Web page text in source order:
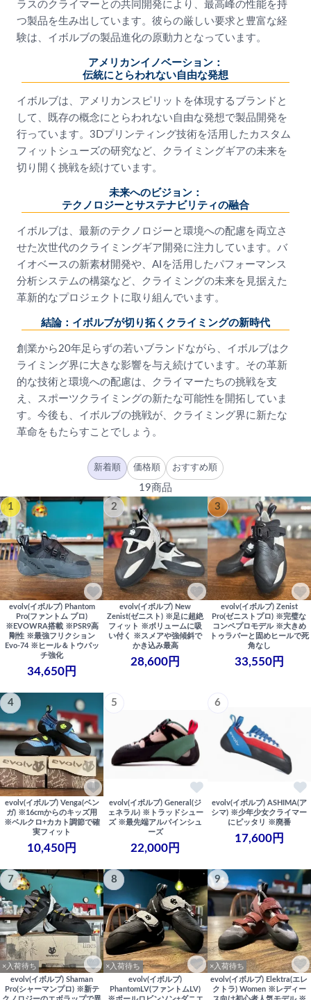
ラスのクライマーとの共同開発により、最高峰の性能を持
つ製品を生み出しています。彼らの厳しい要求と豊富な経
験は、イボルブの製品進化の原動力となっています。
アメリカンイノベーション：
伝統にとらわれない自由な発想
イボルブは、アメリカンスピリットを体現するブランドと
して、既存の概念にとらわれない自由な発想で製品開発を
行っています。3Dプリンティング技術を活用したカスタム
フィットシューズの研究など、クライミングギアの未来を
切り開く挑戦を続けています。
未来へのビジョン：
テクノロジーとサステナビリティの融合
イボルブは、最新のテクノロジーと環境への配慮を両立さ
せた次世代のクライミングギア開発に注力しています。バ
イオベースの新素材開発や、AIを活用したパフォーマンス
分析システムの構築など、クライミングの未来を見据えた
革新的なプロジェクトに取り組んでいます。
結論：イボルブが切り拓くクライミングの新時代
創業から20年足らずの若いブランドながら、イボルブはク
ライミング界に大きな影響を与え続けています。その革新
的な技術と環境への配慮は、クライマーたちの挑戦を支
え、スポーツクライミングの新たな可能性を開拓していま
す。今後も、イボルブの挑戦が、クライミング界に新たな
革命をもたらすことでしょう。
新着順 価格順 おすすめ順
19商品
1
evolv(イボルブ) Phantom
Pro(ファントム プロ)
※EVOWRA搭載 ※PSR9高
剛性 ※最強フリクション
Evo-74 ※ヒール＆トウパッ
チ強化
34,650円
2
evolv(イボルブ) New
Zenist(ゼニスト) ※足に超絶
フィット ※ボリュームに吸
い付く ※スメアや強傾斜で
かき込み最高
28,600円
3
evolv(イボルブ) Zenist
Pro(ゼニストプロ) ※完璧な
コンペプロモデル ※大きめ
トゥラバーと固めヒールで死
角なし
33,550円
4
evolv(イボルブ) Venga(ベン
ガ) ※16cmからのキッズ用
※ベルクロ+カカト調節で確
実フィット
10,450円
5
evolv(イボルブ) General(ジ
ェネラル) ※トラッドシュー
ズ ※最先端アルパインシュ
ーズ
22,000円
6
evolv(イボルブ) ASHIMA(ア
シマ) ※少年少女クライマー
にピッタリ ※廃番
17,600円
7
×入荷待ち
evolv(イボルブ) Shaman
Pro(シャーマンプロ) ※新テ
8
×入荷待ち
evolv(イボルブ)
PhantomLV(ファントムLV)
9
×入荷待ち
evolv(イボルブ) Elektra(エレ
クトラ) Women ※レディー